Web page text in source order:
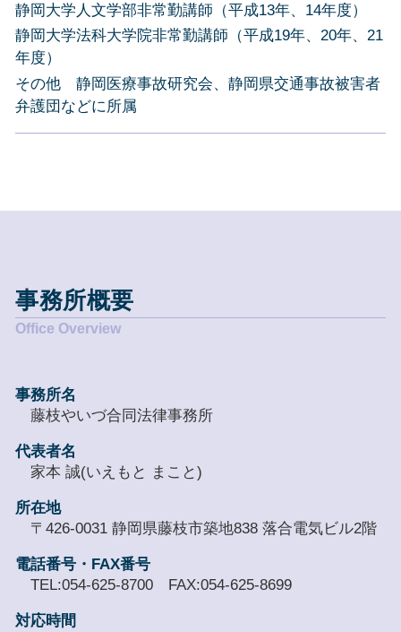
静岡大学人文学部非常勤講師（平成13年、14年度）
静岡大学法科大学院非常勤講師（平成19年、20年、21
年度）
その他 静岡医療事故研究会、静岡県交通事故被害者
弁護団などに所属
事務所概要
事務所名
藤枝やいづ合同法律事務所
代表者名
家本 誠(いえもと まこと)
所在地
〒426-0031 静岡県藤枝市築地838 落合電気ビル2階
電話番号・FAX番号
TEL:054-625-8700 FAX:054-625-8699
対応時間